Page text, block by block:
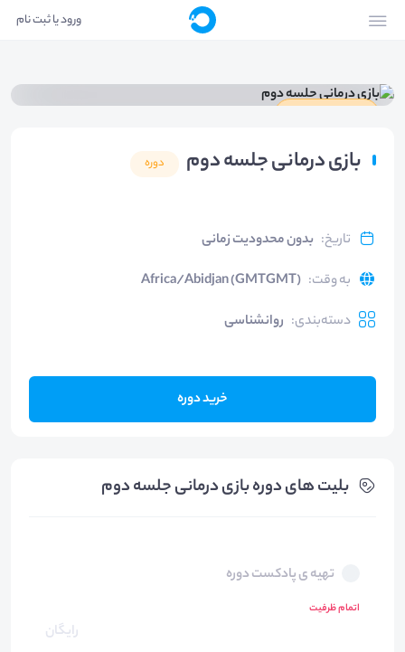
ورود یا ثبت نام
بازی درمانی جلسه دوم دوره
تاریخ: بدون محدودیت زمانی
به وقت:
Africa/Abidjan (GMTGMT)
دسته‌بندی: روانشناسی
خرید دوره
بلیت های دوره بازی درمانی جلسه دوم
تهیه ی پادکست دوره
اتمام ظرفیت
رایگان